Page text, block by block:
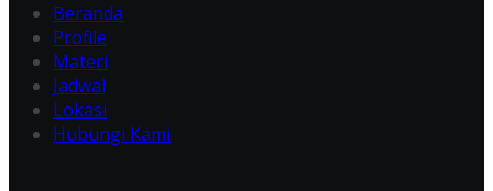
Beranda
Profile
Materi
Jadwal
Lokasi
Hubungi Kami